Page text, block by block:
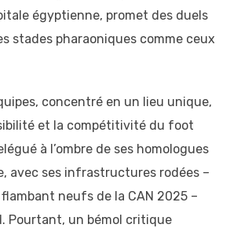
égyptienne, promet des duels
stades pharaoniques comme ceux
concentré en un lieu unique,
et la compétitivité du foot
à l’ombre de ses homologues
avec ses infrastructures rodées –
neufs de la CAN 2025 –
Pourtant, un bémol critique